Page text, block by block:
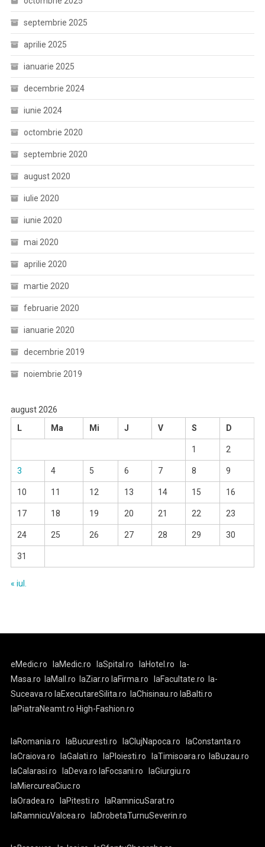
septembrie 2025
aprilie 2025
ianuarie 2025
decembrie 2024
iunie 2024
octombrie 2020
septembrie 2020
august 2020
iulie 2020
iunie 2020
mai 2020
aprilie 2020
martie 2020
februarie 2020
ianuarie 2020
decembrie 2019
noiembrie 2019
august 2026
L
Ma Mi J V S D
1 2
3 4 5 6 7 8 9
10 11 12 13 14 15 16
17 18 19 20 21 22 23
24 25 26 27 28 29 30
31
« iul.
eMedic.ro laMedic.ro laSpital.ro laHotel.ro
la-
Masa.ro laMall.ro laZiar.rolaFirma.ro laFacultate.ro la-
Suceava.ro laExecutareSilita.ro laChisinau.ro laBalti.ro
laPiatraNeamt.ro High-Fashion.ro
laRomania.ro laBucuresti.ro laClujNapoca.ro
laConstanta.ro
laCraiova.ro
laGalati.ro laPloiesti.ro laTimisoara.ro laBuzau.ro
laCalarasi.ro
laDeva.ro laFocsani.ro
laGiurgiu.ro
laMiercureaCiuc.ro
laOradea.ro
laPitesti.ro
laRamnicuSarat.ro
laRamnicuValcea.ro
laDrobetaTurnuSeverin.ro